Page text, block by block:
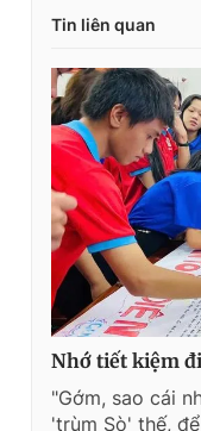
Tin liên quan
Nhớ tiết kiệm
"Gớm, sao cái
'trùm Sò' thế,